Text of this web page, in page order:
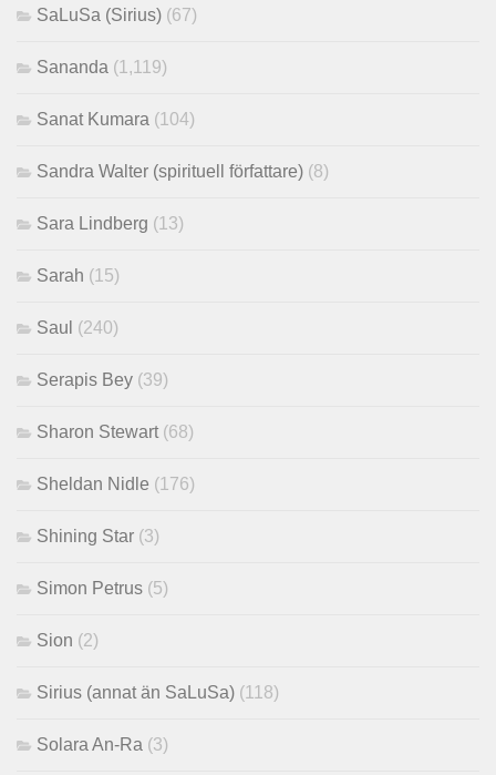
SaLuSa (Sirius) (67)
Sananda (1,119)
Sanat Kumara (104)
Sandra Walter (spirituell författare) (8)
Sara Lindberg (13)
Sarah (15)
Saul (240)
Serapis Bey (39)
Sharon Stewart (68)
Sheldan Nidle (176)
Shining Star (3)
Simon Petrus (5)
Sion (2)
Sirius (annat än SaLuSa) (118)
Solara An-Ra (3)